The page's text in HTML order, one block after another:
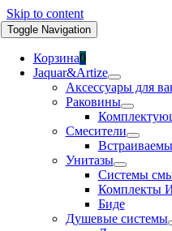
Skip to content
Toggle Navigation
Корзина0
Jaquar&Artize
Аксессуары для
Раковины
Смесители
Унитазы
Системы
Комплекты
Биде
Душевые системы